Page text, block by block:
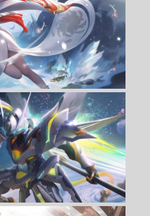
带鱼屏壁纸
立 即 下 载
收 藏
立 即 下 载
收 藏